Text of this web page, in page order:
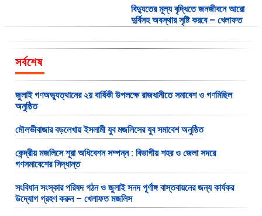
বিদ্যুতের মূল্য বৃদ্ধিতে জনজীবনে আরো
দুর্বিসহ অবস্থার সৃষ্টি করবে – খেলাফত
শাপলা চত্ত্বরে সংঘটিত নারকীয়
হত্যাকাণ্ডে জড়িতদের অবিলম্বে
জ্বালানি তেলের অযৌক্তিক মূল্য বৃদ্ধি
জনজীবনে দুর্ভোগ আরো বাড়াবে –
কাশ্মীরে স্বাধীনতাকামী নারী নেত্রী আছিয়া
আন্দ্রাবির অবিলম্বে নিঃশর্ত মুক্তি দাবী
সর্বশেষ
জুলাই গণঅভ্যুত্থানের ২য় বার্ষিকী উপলক্ষে রাজধানীতে সমাবেশ ও গণমিছিল
অনুষ্ঠিত
মৌলভীবাজার বড়লেখায় ইসলামী যুব মজলিসের যুব সমাবেশ অনুষ্ঠিত
কেন্দ্রীয় মজলিসে শূরা অধিবেশন সম্পন্ন : বিভাগীয় শহর ও জেলা সদরে
গণসমাবেশের সিদ্ধান্ত
সংবিধান সংস্কার পরিষদ গঠন ও জুলাই সনদ পূর্ণাঙ্গ বাস্তবায়নের জন্য কার্যকর
উদ্যোগ গ্রহণ করুন – খেলাফত মজলিস